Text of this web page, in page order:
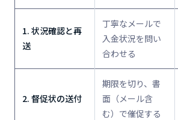
1. 状況確認と再
送
丁寧なメールで
入金状況を問い
合わせる
2. 督促状の送付
期限を切り、書
面（メール含
む）で催促する